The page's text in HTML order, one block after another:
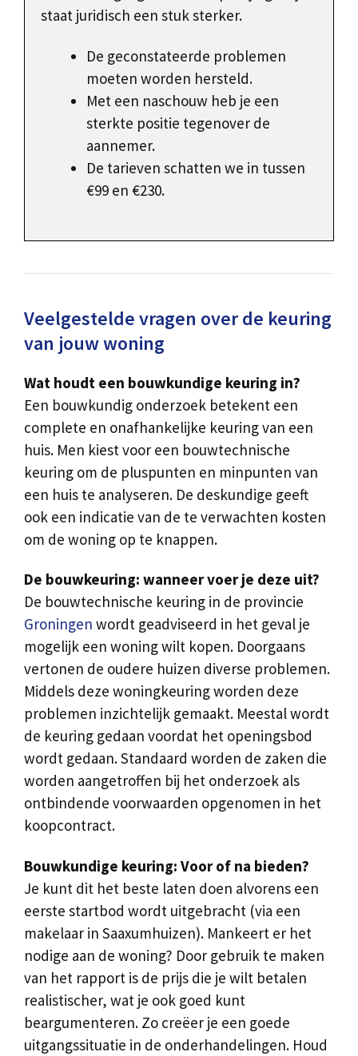
staat juridisch een stuk sterker.
De geconstateerde problemen
moeten worden hersteld.
Met een naschouw heb je een
sterkte positie tegenover de
aannemer.
De tarieven schatten we in tussen
€99 en €230.
Veelgestelde vragen over de keuring
van jouw woning
Wat houdt een bouwkundige keuring in?
Een bouwkundig onderzoek betekent een
complete en onafhankelijke keuring van een
huis. Men kiest voor een bouwtechnische
keuring om de pluspunten en minpunten van
een huis te analyseren. De deskundige geeft
ook een indicatie van de te verwachten kosten
om de woning op te knappen.
De bouwkeuring: wanneer voer je deze uit?
De bouwtechnische keuring in de provincie
Groningen wordt geadviseerd in het geval je
mogelijk een woning wilt kopen. Doorgaans
vertonen de oudere huizen diverse problemen.
Middels deze woningkeuring worden deze
problemen inzichtelijk gemaakt. Meestal wordt
de keuring gedaan voordat het openingsbod
wordt gedaan. Standaard worden de zaken die
worden aangetroffen bij het onderzoek als
ontbindende voorwaarden opgenomen in het
koopcontract.
Bouwkundige keuring: Voor of na bieden?
Je kunt dit het beste laten doen alvorens een
eerste startbod wordt uitgebracht (via een
makelaar in Saaxumhuizen). Mankeert er het
nodige aan de woning? Door gebruik te maken
van het rapport is de prijs die je wilt betalen
realistischer, wat je ook goed kunt
beargumenteren. Zo creëer je een goede
uitgangssituatie in de onderhandelingen. Houd